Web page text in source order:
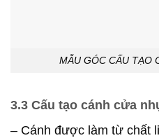
MẪU GÓC CẤU TẠO
3.3 Cấu tạo cánh cửa
– Cánh được làm từ chất